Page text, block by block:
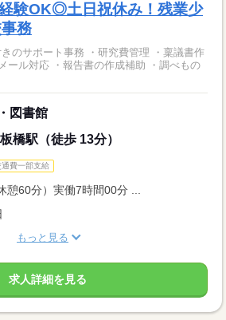
験OK◎土日祝休み！残業少
務
・研究費管理 ・稟議書作
ール対応 ・報告書の作成補助 ・調べもの
図書館
橋駅（徒歩 13分）
通費一部支給
60分）実働7時間00分 ...
もっと見る
求人詳細を見る